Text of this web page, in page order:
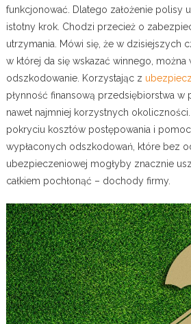
funkcjonować. Dlatego założenie polisy
istotny krok. Chodzi przecież o
utrzymania. Mówi się, że w dzisiejszych
w której da się wskazać winnego, można
odszkodowanie. Korzystając z
płynność finansową przedsiębiorstwa w
nawet najmniej korzystnych
pokryciu kosztów postępowania i
wypłaconych odszkodowań, które bez
ubezpieczeniowej mogłyby znacznie
całkiem pochłonąć – dochody firmy.